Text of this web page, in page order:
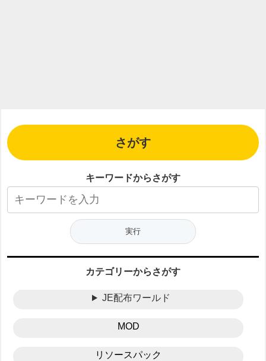
さがす
キーワードからさがす
カテゴリーからさがす
JE配布ワールド
MOD
リソースパック